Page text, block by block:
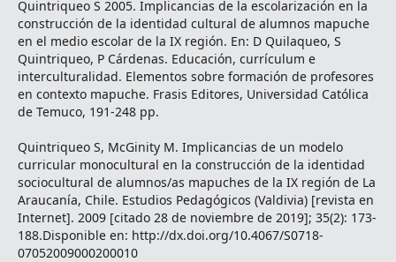
Quintriqueo S 2005. Implicancias de la escolarización en la
construcción de la identidad cultural de alumnos mapuche
en el medio escolar de la IX región. En: D Quilaqueo, S
Quintriqueo, P Cárdenas. Educación, currículum e
interculturalidad. Elementos sobre formación de profesores
en contexto mapuche. Frasis Editores, Universidad Católica
de Temuco, 191-248 pp.
Quintriqueo S, McGinity M. Implicancias de un modelo
curricular monocultural en la construcción de la identidad
sociocultural de alumnos/as mapuches de la IX región de La
Araucanía, Chile. Estudios Pedagógicos (Valdivia) [revista en
Internet]. 2009 [citado 28 de noviembre de 2019]; 35(2): 173-
188.Disponible en: http://dx.doi.org/10.4067/S0718-
07052009000200010